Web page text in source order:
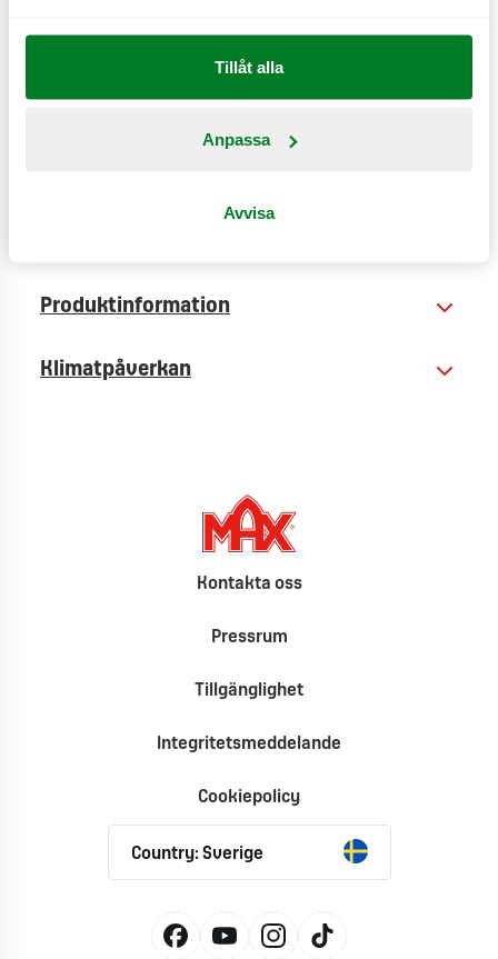
Tillåt alla
Anpassa
Avvisa
Produktinformation
Klimatpåverkan
Kontakta oss
Pressrum
Tillgänglighet
Integritetsmeddelande
Cookiepolicy
Country: Sverige